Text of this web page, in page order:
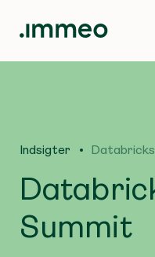
Indsigter
Summit